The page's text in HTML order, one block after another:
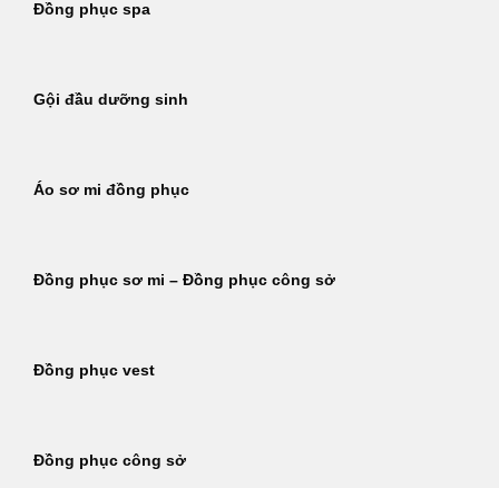
Đồng phục spa
Gội đầu dưỡng sinh
Áo sơ mi đồng phục
Đồng phục sơ mi – Đồng phục công sở
Đồng phục vest
Đồng phục công sở